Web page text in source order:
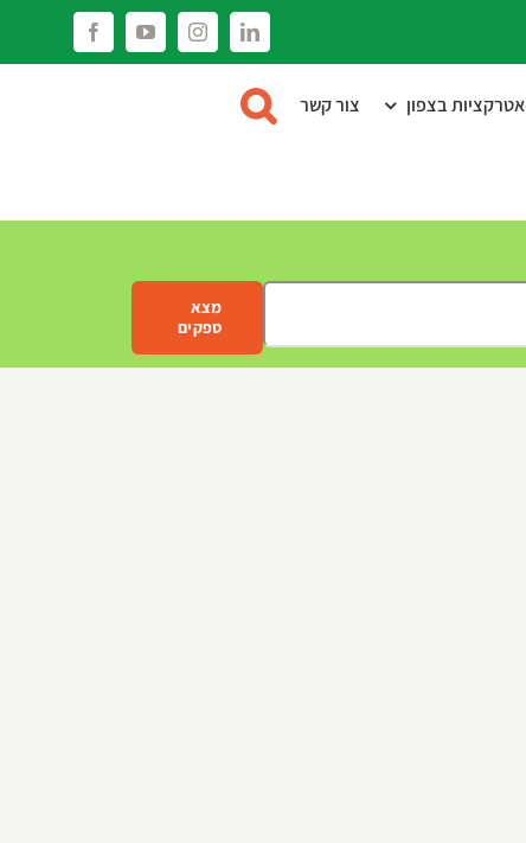
LinkedIn
Instagram
YouTube
Facebook
אטרקציות בצפון צור קשר
מצא
ספקים